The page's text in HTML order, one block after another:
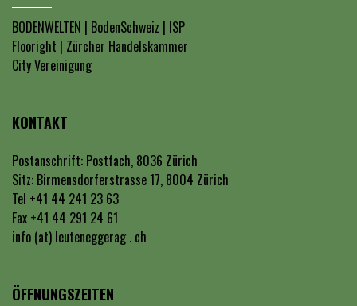
BODENWELTEN | BodenSchweiz | ISP
Flooright | Zürcher Handelskammer
City Vereinigung
KONTAKT
Postanschrift: Postfach, 8036 Zürich
Sitz: Birmensdorferstrasse 17, 8004 Zürich
Tel +41 44 241 23 63
Fax +41 44 291 24 61
info (at) leuteneggerag . ch
ÖFFNUNGSZEITEN